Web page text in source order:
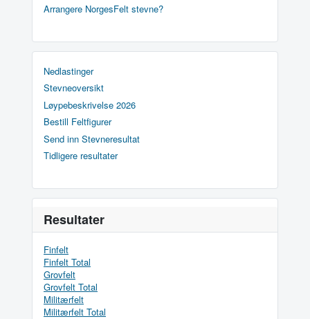
Arrangere NorgesFelt stevne?
Nedlastinger
Stevneoversikt
Løypebeskrivelse 2026
Bestill Feltfigurer
Send inn Stevneresultat
Tidligere resultater
Resultater
Finfelt
Finfelt Total
Grovfelt
Grovfelt Total
Militærfelt
Militærfelt Total